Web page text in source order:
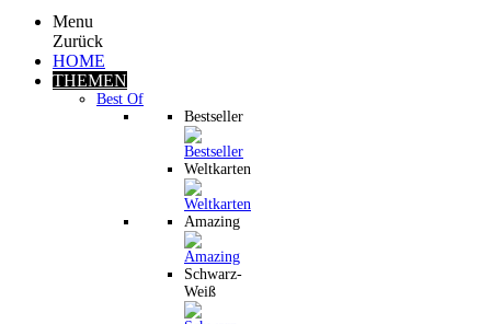
Menu
Zurück
HOME
THEMEN
Best Of
Bestseller
Weltkarten
Amazing
Schwarz-
Weiß